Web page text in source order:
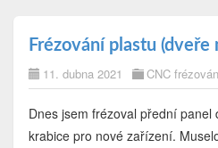
Frézování plastu
11. dubna 2021 CNC
Dnes jsem frézoval přední
krabice pro nové zařízení.